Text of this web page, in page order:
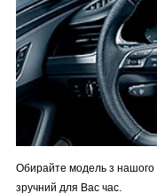
Обирайте модель з нашого
зручний для Вас час.